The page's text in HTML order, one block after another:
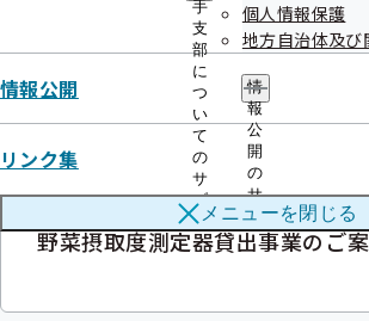
手
支
部
に
つ
い
て
の
サ
ブ
メ
ニ
個人情報保護
地方自治体及び
情報公開
情
報
公
開
の
サ
ブ
メ
リンク集
メニューを閉じる
推定塩分摂取量測定のご案内
野菜摂取度測定器貸出事業のご